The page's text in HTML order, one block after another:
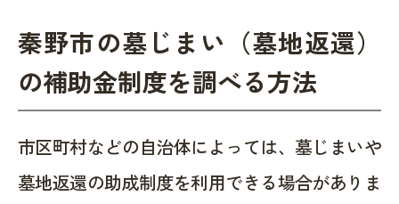
秦野市の墓じまい（墓地返還）
の補助金制度を調べる方法
市区町村などの自治体によっては、墓じまいや
墓地返還の助成制度を利用できる場合がありま